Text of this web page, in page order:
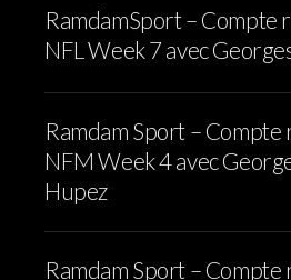
RamdamSport – Compte
NFL Week 7 avec
Ramdam Sport – Compte
NFM Week 4 avec
Hupez
Ramdam Sport – Compte